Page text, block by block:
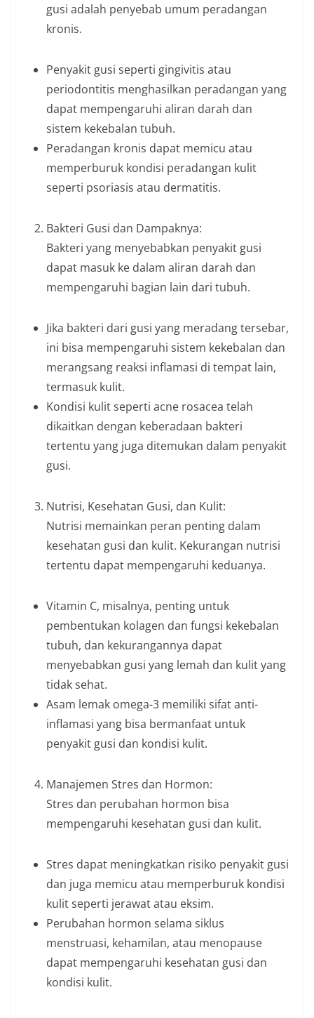
gusi adalah penyebab umum peradangan
kronis.
Penyakit gusi seperti gingivitis atau
periodontitis menghasilkan peradangan yang
dapat mempengaruhi aliran darah dan
sistem kekebalan tubuh.
Peradangan kronis dapat memicu atau
memperburuk kondisi peradangan kulit
seperti psoriasis atau dermatitis.
Bakteri Gusi dan Dampaknya:
Bakteri yang menyebabkan penyakit gusi
dapat masuk ke dalam aliran darah dan
mempengaruhi bagian lain dari tubuh.
Jika bakteri dari gusi yang meradang tersebar,
ini bisa mempengaruhi sistem kekebalan dan
merangsang reaksi inflamasi di tempat lain,
termasuk kulit.
Kondisi kulit seperti acne rosacea telah
dikaitkan dengan keberadaan bakteri
tertentu yang juga ditemukan dalam penyakit
gusi.
Nutrisi, Kesehatan Gusi, dan Kulit:
Nutrisi memainkan peran penting dalam
kesehatan gusi dan kulit. Kekurangan nutrisi
tertentu dapat mempengaruhi keduanya.
Vitamin C, misalnya, penting untuk
pembentukan kolagen dan fungsi kekebalan
tubuh, dan kekurangannya dapat
menyebabkan gusi yang lemah dan kulit yang
tidak sehat.
Asam lemak omega-3 memiliki sifat anti-
inflamasi yang bisa bermanfaat untuk
penyakit gusi dan kondisi kulit.
Manajemen Stres dan Hormon:
Stres dan perubahan hormon bisa
mempengaruhi kesehatan gusi dan kulit.
Stres dapat meningkatkan risiko penyakit gusi
dan juga memicu atau memperburuk kondisi
kulit seperti jerawat atau eksim.
Perubahan hormon selama siklus
menstruasi, kehamilan, atau menopause
dapat mempengaruhi kesehatan gusi dan
kondisi kulit.